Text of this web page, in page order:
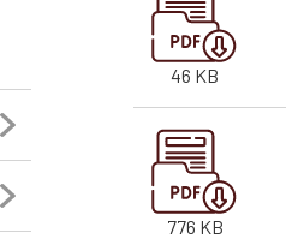
46 KB
776 KB